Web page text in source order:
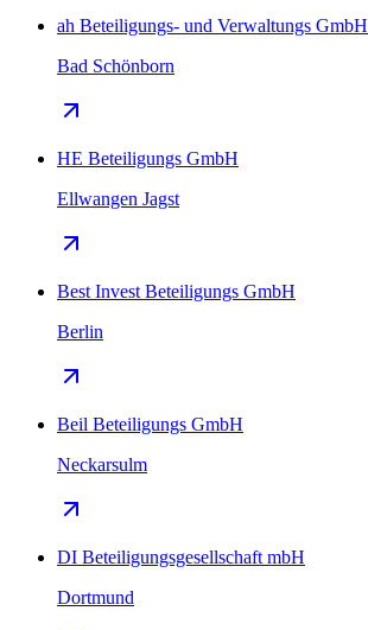
ah Beteiligungs- und Verwaltungs GmbH
Bad Schönborn
HE Beteiligungs GmbH
Ellwangen Jagst
Best Invest Beteiligungs GmbH
Berlin
Beil Beteiligungs GmbH
Neckarsulm
DI Beteiligungsgesellschaft mbH
Dortmund